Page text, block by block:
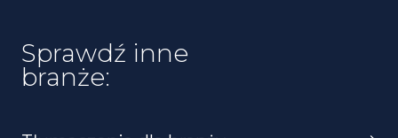
Sprawdź inne
branże: